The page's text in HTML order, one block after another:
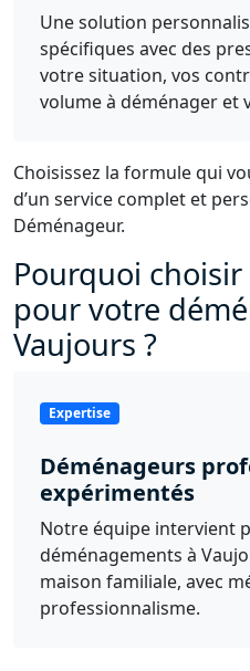
Une solution
spécifiques avec des
votre situation, vos
volume à déménager et
Choisissez la formule qui
d’un service complet et
Déménageur.
Pourquoi
pour votre
Vaujours ?
Expertise
Déménageurs
expérimentés
Notre équipe intervient
déménagements à
maison familiale, avec
professionnalisme.